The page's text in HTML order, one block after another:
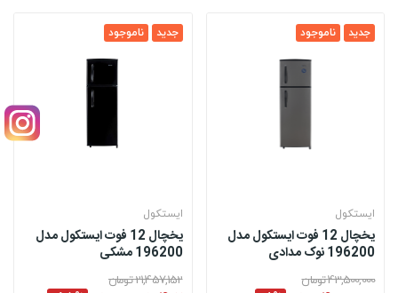
جدید ناموجود
ایستکول
یخچال 12 فوت ایستکول مدل
196200 نوک مدادی
43,500,000 تومان
جدید ناموجود
ایستکول
یخچال 12 فوت ایستکول مدل
196200 مشکی
21,457,152 تومان